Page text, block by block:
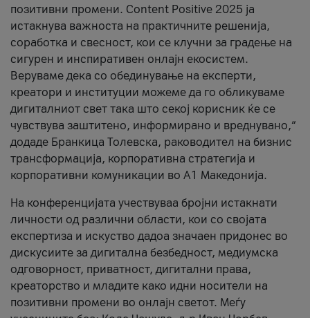
позитивни промени. Content Positive 2025 ја
истакнува важноста на практичните решенија,
соработка и свесност, кои се клучни за градење на
сигурен и инспиративен онлајн екосистем.
Веруваме дека со обединување на експерти,
креатори и институции можеме да го обликуваме
дигиталниот свет така што секој корисник ќе се
чувствува заштитено, информирано и вреднувано,“
додаде Бранкица Толевска, раководител на бизнис
трансформација, корпоративна стратегија и
корпоративни комуникации во А1 Македонија.
На конференцијата учествуваа бројни истакнати
личности од различни области, кои со својата
експертиза и искуство дадоа значаен придонес во
дискусиите за дигитална безбедност, медиумска
одговорност, приватност, дигитални права,
креаторство и младите како идни носители на
позитивни промени во онлајн светот. Меѓу